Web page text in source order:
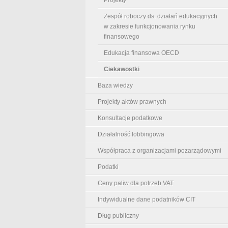
Zespół roboczy ds. działań edukacyjnych
w zakresie funkcjonowania rynku
finansowego
Edukacja finansowa OECD
Ciekawostki
Baza wiedzy
Projekty aktów prawnych
Konsultacje podatkowe
Działalność lobbingowa
Współpraca z organizacjami pozarządowymi
Podatki
Ceny paliw dla potrzeb VAT
Indywidualne dane podatników CIT
Dług publiczny